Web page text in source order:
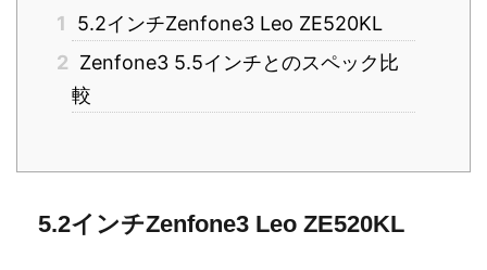
1
5.2インチZenfone3 Leo ZE520KL
2 Zenfone3 5.5インチとのスペック比
較
5.2インチZenfone3 Leo ZE520KL